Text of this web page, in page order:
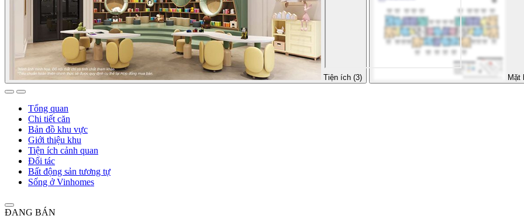
Tiện ích (3) Mặt
Tổng quan
Chi tiết căn
Bản đồ khu vực
Giới thiệu khu
Tiện ích cảnh quan
Đối tác
Bất động sản tương tự
Sống ở Vinhomes
ĐANG BÁN